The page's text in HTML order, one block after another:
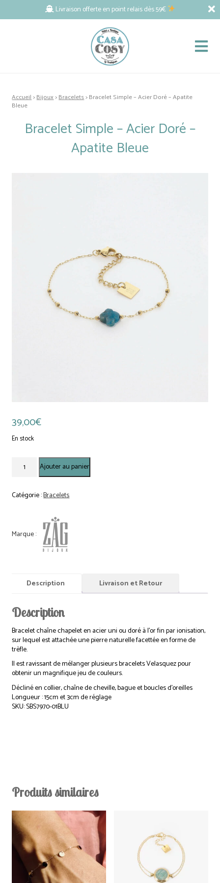
Livraison offerte en point relais dès 59€
Accueil>Bijoux>Bracelets> Bracelet Simple – Acier Doré – Apatite
Bleue
Bracelet Simple – Acier Doré –
Apatite Bleue
39,00€
En stock
Simple
-
Apatite
Ajouter au panier
Catégorie :Bracelets
Description Livraison et Retour
Description
Bracelet chaîne chapelet en acier uni ou doré à l’or fin par ionisation,
sur lequel est attachée une pierre naturelle facettée en forme de
trèfle.
Il est ravissant de mélanger plusieurs bracelets Velasquez pour
obtenir un magnifique jeu de couleurs.
Décliné en collier, chaîne de cheville, bague et boucles d’oreilles
Longueur : 15cm et 3cm de réglage
SKU: SBS7970-01BLU
Produits similaires